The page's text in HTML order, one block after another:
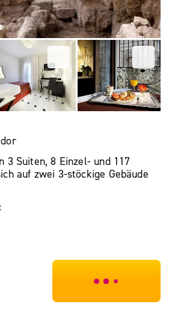
3 Suiten, 8 Einzel- und 117
auf zwei 3-stöckige Gebäude
***************